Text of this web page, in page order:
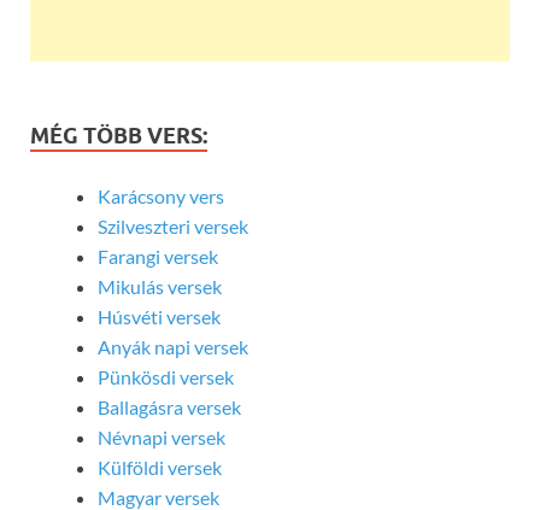
MÉG TÖBB VERS:
Karácsony vers
Szilveszteri versek
Farangi versek
Mikulás versek
Húsvéti versek
Anyák napi versek
Pünkösdi versek
Ballagásra versek
Névnapi versek
Külföldi versek
Magyar versek